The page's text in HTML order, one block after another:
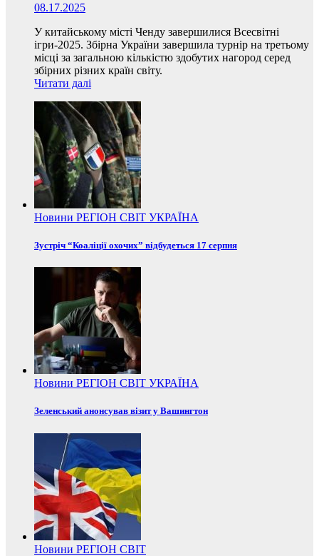
08.17.2025
У китайському місті Ченду завершилися Всесвітні
ігри-2025. Збірна України завершила турнір на третьому
місці за загальною кількістю здобутих нагород серед
збірних різних країн світу.
Читати далі
Новини РЕГІОН СВІТ УКРАЇНА
Зустріч “Коаліції охочих” відбудеться 17 серпня
Новини РЕГІОН СВІТ УКРАЇНА
Зеленський анонсував візит у Вашингтон
Новини РЕГІОН СВІТ